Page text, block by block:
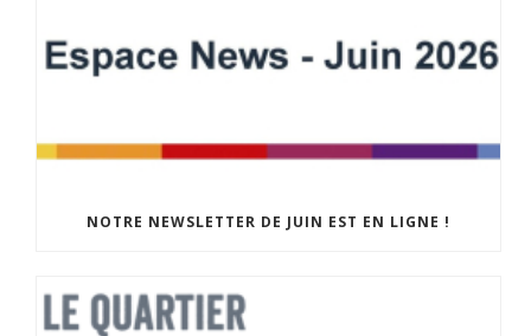
NOTRE NEWSLETTER DE JUIN EST EN LIGNE !